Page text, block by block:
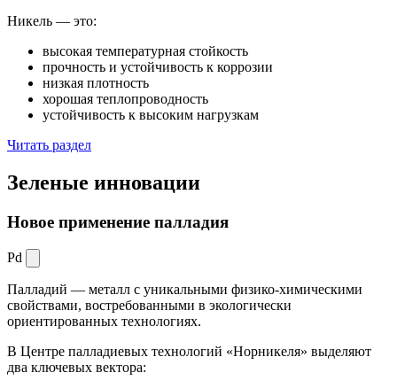
Никель — это:
высокая температурная стойкость
прочность и устойчивость к коррозии
низкая плотность
хорошая теплопроводность
устойчивость к высоким нагрузкам
Читать раздел
Зеленые инновации
Новое применение палладия
Pd
Палладий — металл с уникальными физико-химическими
свойствами, востребованными в экологически
ориентированных технологиях.
В Центре палладиевых технологий «Норникеля» выделяют
два ключевых вектора: